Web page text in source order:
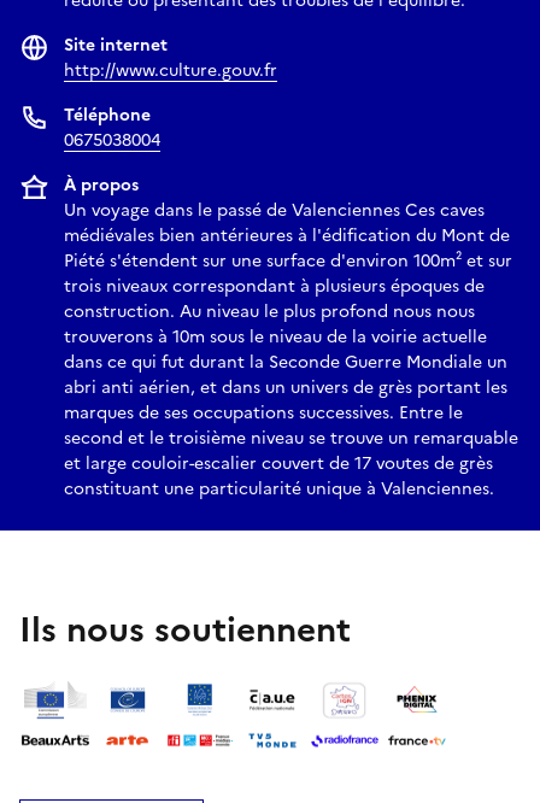
Site internet
http://www.culture.gouv.fr
Téléphone
0675038004
À propos
Un voyage dans le passé de Valenciennes Ces caves
médiévales bien antérieures à l'édification du Mont de
Piété s'étendent sur une surface d'environ 100m² et sur
trois niveaux correspondant à plusieurs époques de
construction. Au niveau le plus profond nous nous
trouverons à 10m sous le niveau de la voirie actuelle
dans ce qui fut durant la Seconde Guerre Mondiale un
abri anti aérien, et dans un univers de grès portant les
marques de ses occupations successives. Entre le
second et le troisième niveau se trouve un remarquable
et large couloir-escalier couvert de 17 voutes de grès
constituant une particularité unique à Valenciennes.
Ils nous soutiennent